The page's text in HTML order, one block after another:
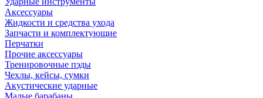
Аксессуары
Жидкости и средства ухода
Запчасти и комплектующие
Перчатки
Прочие аксессуары
Тренировочные пэды
Чехлы, кейсы, сумки
Акустические ударные
Mалые барабаны